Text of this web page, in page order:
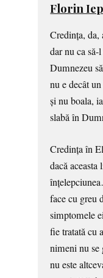
Florin
Credința, da,
dar nu ca
Dumnezeu
nu e decât
și nu boala,
slabă în
Credința în
dacă aceasta
face cu greu
simptomele
fie tratată cu
nimeni nu se
nu este